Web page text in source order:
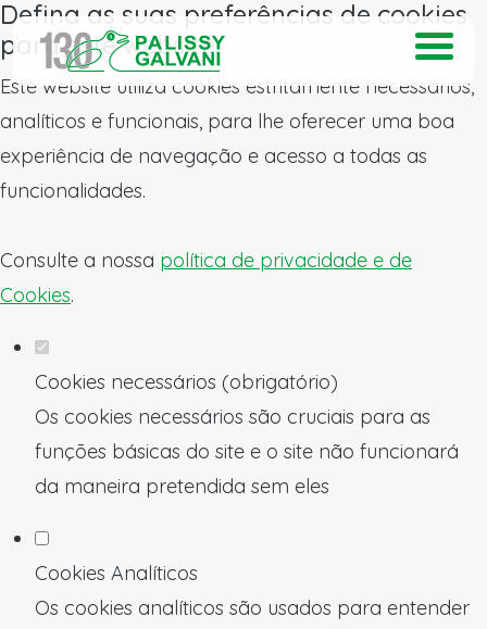
Defina as suas preferências de cookies
para este website.
Este website utiliza cookies estritamente necessários,
analíticos e funcionais, para lhe oferecer uma boa
experiência de navegação e acesso a todas as
funcionalidades.
Consulte a nossa política de privacidade e de
Cookies.
Cookies necessários (obrigatório)
Os cookies necessários são cruciais para as
funções básicas do site e o site não funcionará
da maneira pretendida sem eles
Cookies Analíticos
Os cookies analíticos são usados para entender